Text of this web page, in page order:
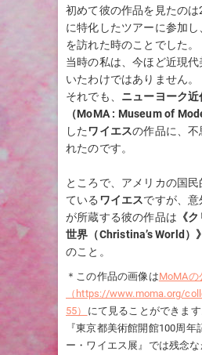
初めて彼の作品を見たのは
に特化したツアーに参加
を訪れた時のことでした。
当時の私は、今ほど近現
いたわけではありません。
それでも、 ニューヨーク
（MoMA : Museum of
した ワイエスの作品に、
れたのです。
ところで、アメリカの国
ている ワイエスですが、意
が所蔵する彼の作品は 《
世界（Christina’s World）》
のこと。
＊この作品の画像はMoMAの
（https://www.moma.org/
55） にて見ることができます
『東京都美術館開館100周年
ー・ワイエス展』では残念